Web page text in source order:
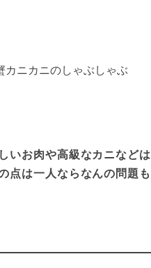
カニカニのしゃぶしゃぶ
いお肉や高級なカニなどは
点は一人ならなんの問題も